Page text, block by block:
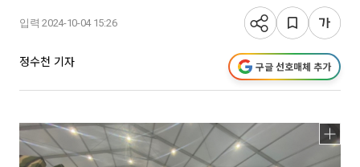
입력 2024-10-04 15:26
정수천 기자 구글 선호매체 추가